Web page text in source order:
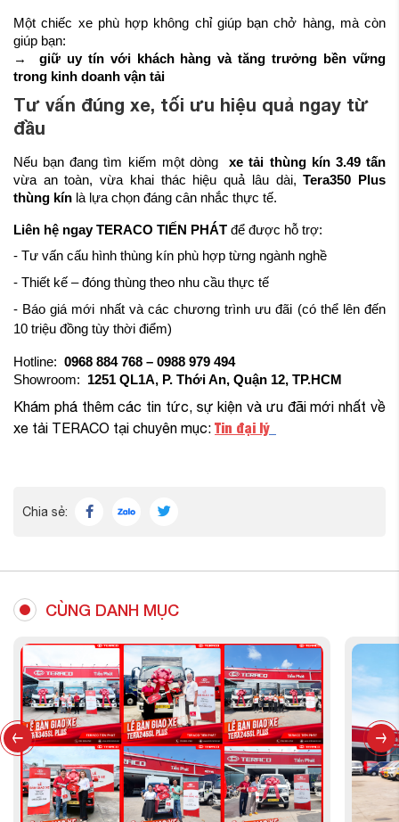
Một chiếc xe phù hợp không chỉ giúp bạn chở hàng, mà còn
giúp bạn:
→
giữ uy tín với khách hàng và tăng trưởng bền vững
trong kinh doanh vận tải
Tư vấn đúng xe, tối ưu hiệu quả ngay từ
đầu
Nếu bạn đang tìm kiếm một dòng
xe tải thùng kín 3.49 tấn
vừa an toàn, vừa khai thác hiệu quả lâu dài, Tera350 Plus
thùng kín là lựa chọn đáng cân nhắc thực tế.
Liên hệ ngay TERACO TIẾN PHÁT để được hỗ trợ:
- Tư vấn cấu hình thùng kín phù hợp từng ngành nghề
- Thiết kế – đóng thùng theo nhu cầu thực tế
- Báo giá mới nhất và các chương trình ưu đãi (có thể lên đến
10 triệu đồng tùy thời điểm)
Hotline: 0968 884 768 – 0988 979 494
Showroom:
1251 QL1A, P. Thới An, Quận 12, TP.HCM
Khám phá thêm các tin tức, sự kiện và ưu đãi mới nhất về
xe tải TERACO tại chuyên mục: Tin đại lý
Chia sẻ:
CÙNG DANH MỤC